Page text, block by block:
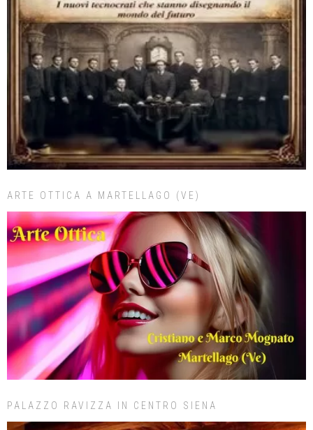
ARTE OTTICA A MARTELLAGO (VE)
PALAZZO RAVIZZA IN CENTRO SIENA